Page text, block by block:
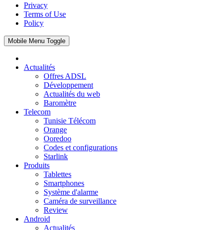
Privacy
Terms of Use
Policy
Mobile Menu Toggle
Actualités
Offres ADSL
Développement
Actualités du web
Baromètre
Telecom
Tunisie Télécom
Orange
Ooredoo
Codes et configurations
Starlink
Produits
Tablettes
Smartphones
Système d'alarme
Caméra de surveillance
Review
Android
Actualités